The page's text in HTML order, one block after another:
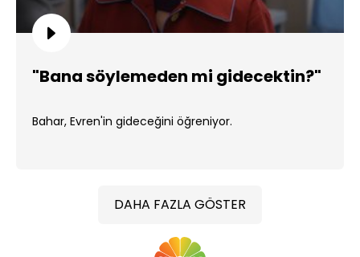
"Bana söylemeden mi gidecektin?"
Bahar, Evren'in gideceğini öğreniyor.
DAHA FAZLA GÖSTER